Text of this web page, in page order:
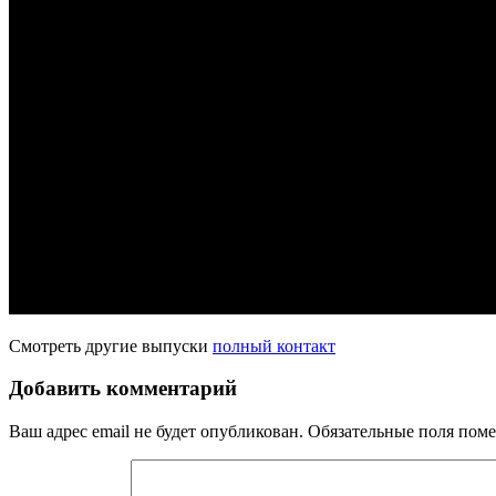
Смотреть другие выпуски полный контакт
Добавить комментарий
Ваш адрес email не будет опубликован. Обязательные поля